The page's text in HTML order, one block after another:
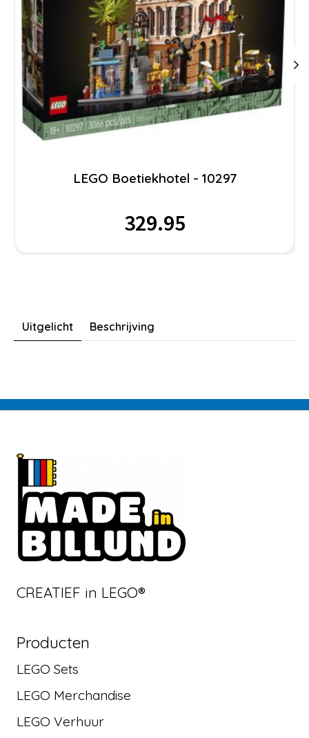
LEGO Boetiekhotel - 10297
329.95
Uitgelicht Beschrijving
CREATIEF in LEGO®
Producten
LEGO Sets
LEGO Merchandise
LEGO Verhuur